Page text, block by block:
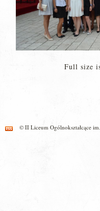
Full size
© II Liceum Ogólnokształcące